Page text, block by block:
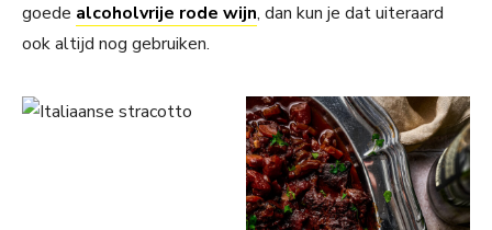
goede alcoholvrije rode wijn, dan kun je dat uiteraard
ook altijd nog gebruiken.